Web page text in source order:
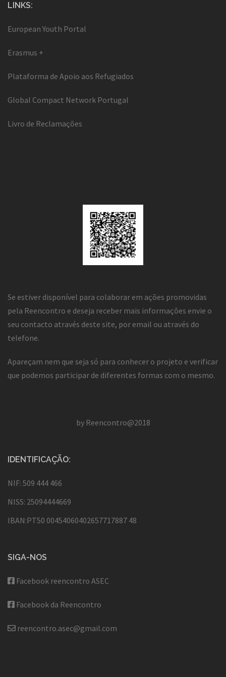
LINKS:
European Youth Portal
Erasmus +
Plataforma de Apoio aos Refugiados
Global Compact Network Portugal
Livro de Reclamações
Se estiver disponível para colaborar em ações promovidas
pela Reencontro e deseja receber mais informações envie o
seu contacto através deste site, por email ou através do
telefone.
Apareçam nem que seja só para conhecer o projeto e verificar
que podemos participar de diferentes formas com o mesmo.
by Reencontro@2018
IDENTIFICAÇÃO:
NIF: 509 444 466
NISS: 25094444669
IBAN:PT50 00454060402657717887 48
SIGA-NOS
Facebook reencontro ASEC
Facebook da Reencontro
reencontro.asec@gmail.com